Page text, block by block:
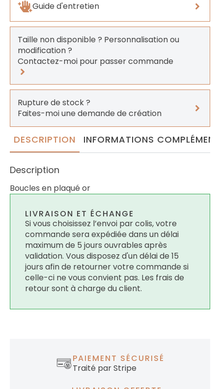
Guide d'entretien
Taille non disponible ? Personnalisation ou
modification ?
Contactez-moi pour passer commande
Rupture de stock ?
Faites-moi une demande de création
DESCRIPTION INFORMATIONS
Description
Boucles en plaqué or
LIVRAISON ET ÉCHANGE
Si vous choisissez l’envoi par colis, votre
commande sera expédiée dans un délai
maximum de 5 jours ouvrables après
validation. Vous disposez d'un délai de 15
jours afin de retourner votre commande si
celle-ci ne vous convient pas. Les frais de
retour sont à charge du client.
PAIEMENT SÉCURISÉ
Traité par Stripe